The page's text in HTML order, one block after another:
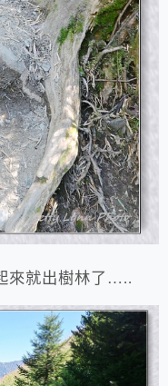
來就出樹林了…..